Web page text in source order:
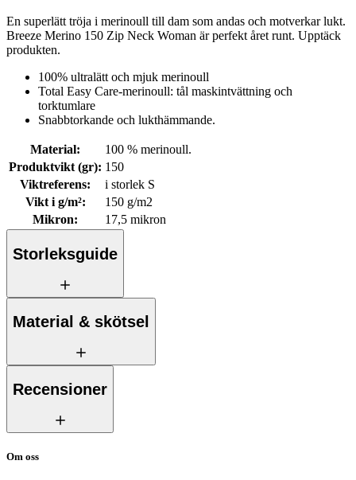
En superlätt tröja i merinoull till dam som andas och motverkar lukt.
Breeze Merino 150 Zip Neck Woman är perfekt året runt. Upptäck
produkten.
100% ultralätt och mjuk merinoull
Total Easy Care-merinoull: tål maskintvättning och
torktumlare
Snabbtorkande och lukthämmande.
Material:
100 % merinoull.
Produktvikt (gr): 150
Viktreferens:
i storlek S
Vikt i g/m²:
150 g/m2
Mikron: 17,5 mikron
Storleksguide
Material & skötsel
Recensioner
Om oss